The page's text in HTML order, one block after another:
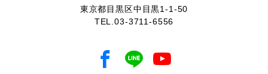
東京都目黒区中目黒1-1-50
TEL.03-3711-6556